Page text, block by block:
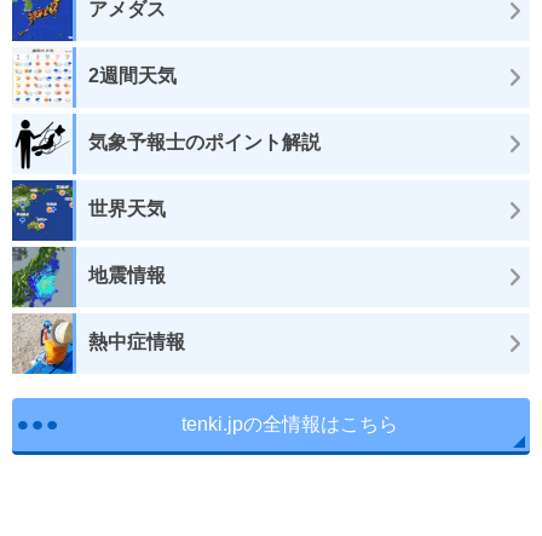
アメダス
2週間天気
気象予報士のポイント解説
世界天気
地震情報
熱中症情報
tenki.jpの全情報はこちら